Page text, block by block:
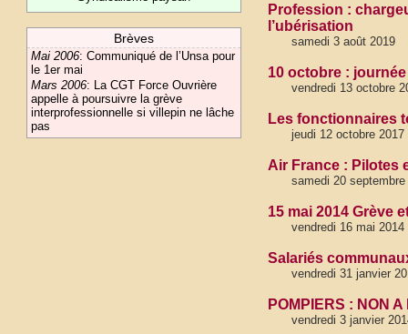
Brèves
Mai 2006:Communiqué de l’Unsa pour
le 1er mai
Mars 2006: La CGT Force Ouvrière
appelle à poursuivre la grève
interprofessionnelle si villepin ne lâche
pas
Profession :
l’ubérisation
samedi 3 août 2019
10 octobre :
vendredi 13 octobre
Les fonctionnaires
jeudi 12 octobre 2017
Air France : Pilotes
samedi 20 septembre
15 mai 2014 Grève
vendredi 16 mai 2014
Salariés
vendredi 31 janvier
POMPIERS : NON
vendredi 3 janvier